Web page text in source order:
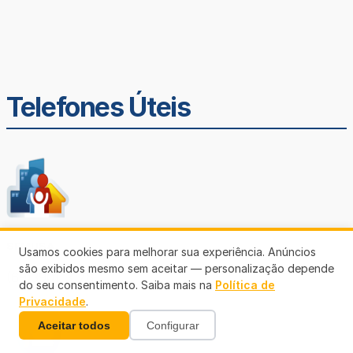
Telefones Úteis
SEMUSA
(69)3901-3176
Usamos cookies para melhorar sua experiência. Anúncios
são exibidos mesmo sem aceitar — personalização depende
do seu consentimento. Saiba mais na Política de
Privacidade.
Aceitar todos Configurar